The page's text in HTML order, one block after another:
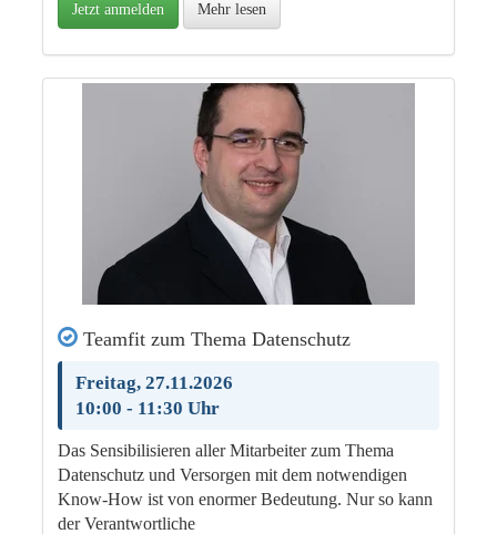
Jetzt anmelden Mehr lesen
Teamfit zum Thema Datenschutz
Freitag, 27.11.2026
10:00 - 11:30 Uhr
Das Sensibilisieren aller Mitarbeiter zum Thema
Datenschutz und Versorgen mit dem notwendigen
Know-How ist von enormer Bedeutung. Nur so kann
der Verantwortliche